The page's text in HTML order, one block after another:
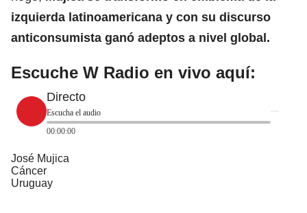
izquierda latinoamericana y con su discurso
anticonsumista ganó adeptos a nivel global.
Escuche W Radio en vivo aquí:
Directo
Escucha el audio
00:00:00
José Mujica
Cáncer
Uruguay